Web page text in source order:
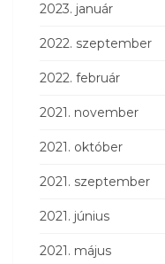
2023. január
2022. szeptember
2022. február
2021. november
2021. október
2021. szeptember
2021. június
2021. május